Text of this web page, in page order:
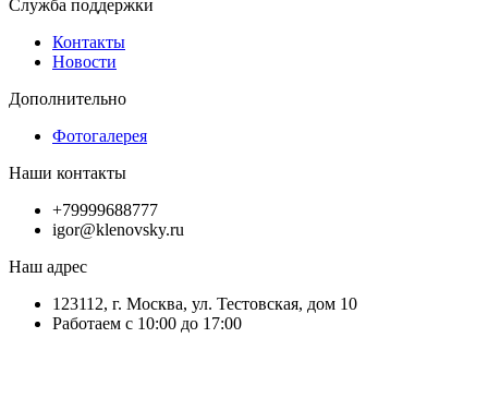
Служба поддержки
Контакты
Новости
Дополнительно
Фотогалерея
Наши контакты
+79999688777
igor@klenovsky.ru
Наш адрес
123112, г. Москва, ул. Тестовская, дом 10
Работаем с 10:00 до 17:00